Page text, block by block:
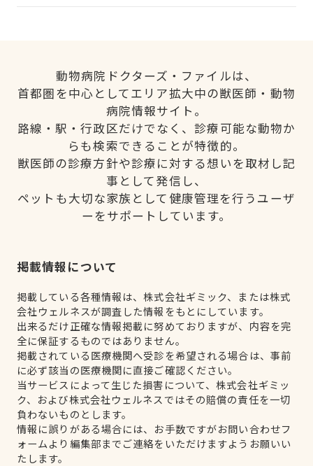
動物病院ドクターズ・ファイルは、
首都圏を中心としてエリア拡大中の獣医師・動物
病院情報サイト。
路線・駅・行政区だけでなく、診療可能な動物か
らも検索できることが特徴的。
獣医師の診療方針や診療に対する想いを取材し記
事として発信し、
ペットも大切な家族として健康管理を行うユーザ
ーをサポートしています。
掲載情報について
掲載している各種情報は、株式会社ギミック、または株式
会社ウェルネスが調査した情報をもとにしています。
出来るだけ正確な情報掲載に努めておりますが、内容を完
全に保証するものではありません。
掲載されている医療機関へ受診を希望される場合は、事前
に必ず該当の医療機関に直接ご確認ください。
当サービスによって生じた損害について、株式会社ギミッ
ク、および株式会社ウェルネスではその賠償の責任を一切
負わないものとします。
情報に誤りがある場合には、お手数ですがお問い合わせフ
ォームより編集部までご連絡をいただけますようお願いい
たします。